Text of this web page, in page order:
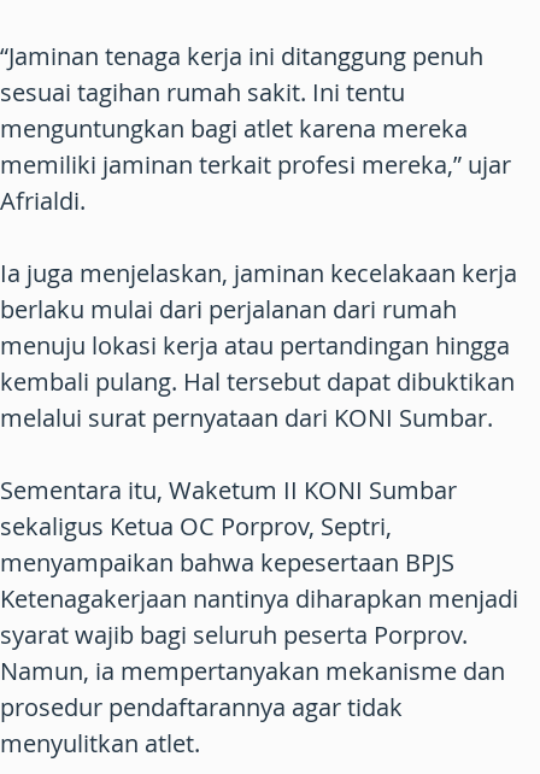
“Jaminan tenaga kerja ini ditanggung penuh
sesuai tagihan rumah sakit. Ini tentu
menguntungkan bagi atlet karena mereka
memiliki jaminan terkait profesi mereka,” ujar
Afrialdi.
Ia juga menjelaskan, jaminan kecelakaan kerja
berlaku mulai dari perjalanan dari rumah
menuju lokasi kerja atau pertandingan hingga
kembali pulang. Hal tersebut dapat dibuktikan
melalui surat pernyataan dari KONI Sumbar.
Sementara itu, Waketum II KONI Sumbar
sekaligus Ketua OC Porprov, Septri,
menyampaikan bahwa kepesertaan BPJS
Ketenagakerjaan nantinya diharapkan menjadi
syarat wajib bagi seluruh peserta Porprov.
Namun, ia mempertanyakan mekanisme dan
prosedur pendaftarannya agar tidak
menyulitkan atlet.